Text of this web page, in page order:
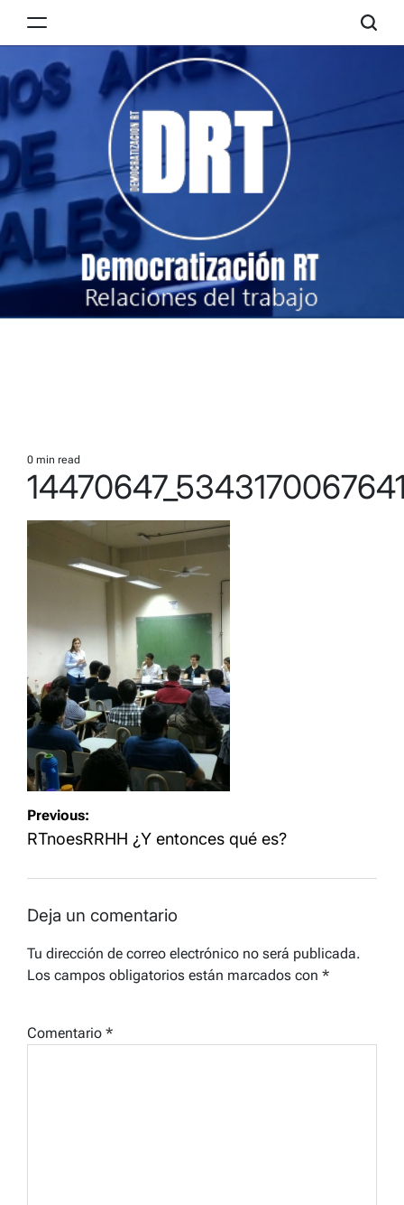
RT
Estimated
read
time
0 min read
Navegación
de
Previous:
RTnoesRRHH ¿Y entonces qué es?
Deja un comentario
Tu dirección de correo electrónico no será publicada.
Los campos obligatorios están marcados con *
Comentario *